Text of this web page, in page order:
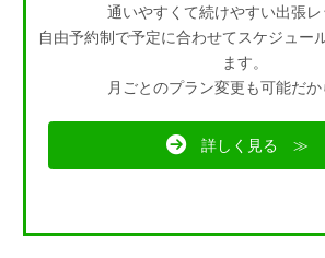
通いやすくて続けやすい出張レ
自由予約制で予定に合わせてスケジュー
ます。
月ごとのプラン変更も可能だか
詳しく見る ≫